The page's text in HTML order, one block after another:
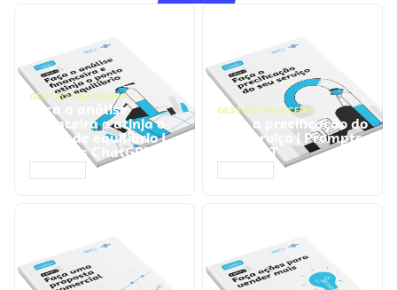
GESTÃO FINANCEIRA
Faça a análise
financeira e atinja o
ponto de equilíbrio |
Prompts ChatGPT
GESTÃO FINANCEIRA
Faça a precificação do
seu serviço | Prompts
ChatGPT